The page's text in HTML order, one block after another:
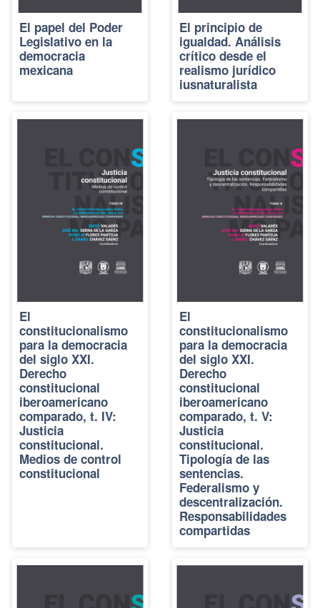
El papel del Poder
Legislativo en la
democracia
mexicana
El principio de
igualdad. Análisis
crítico desde el
realismo jurídico
iusnaturalista
El
constitucionalismo
para la democracia
del siglo XXI.
Derecho
constitucional
iberoamericano
comparado, t. IV:
Justicia
constitucional.
Medios de control
constitucional
El
constitucionalismo
para la democracia
del siglo XXI.
Derecho
constitucional
iberoamericano
comparado, t. V:
Justicia
constitucional.
Tipología de las
sentencias.
Federalismo y
descentralización.
Responsabilidades
compartidas